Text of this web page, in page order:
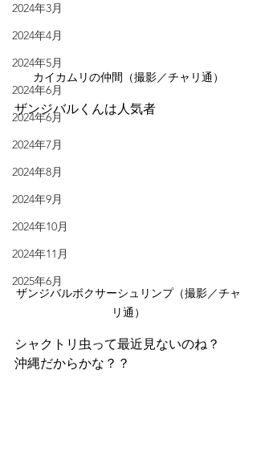
2024年3月
2024年4月
2024年5月
2024年6月
2024年6月
2024年7月
2024年8月
2024年9月
2024年10月
2024年11月
2025年6月
カイカムリの仲間（撮影／チャリ通）
ザンジバルくんは人気者
ザンジバルボクサーシュリンプ（撮影／チャ
リ通）
シャクトリ虫って最近見ないのね？
沖縄だからかな？？